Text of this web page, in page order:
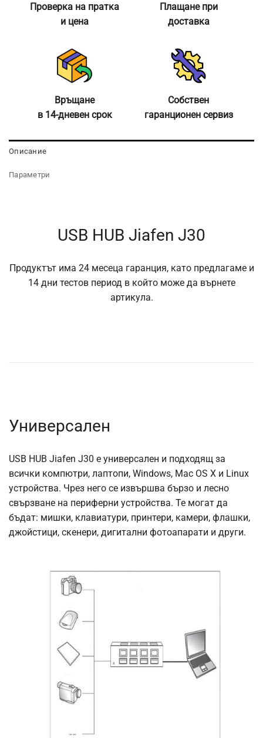
Проверка на пратка
и цена
Плащане при
доставка
Връщане
в 14-дневен срок
Собствен
гаранционен сервиз
Описание
Параметри
USB HUB Jiafen J30
Продуктът има 24 месеца гаранция, като предлагаме и
14 дни тестов период в който може да върнете
артикула.
Универсален
USB HUB Jiafen J30 е универсален и подходящ за
всички компютри, лаптопи, Windows, Mac OS X и Linux
устройства. Чрез него се извършва бързо и лесно
свързване на периферни устройства. Те могат да
бъдат: мишки, клавиатури, принтери, камери, флашки,
джойстици, скенери, дигитални фотоапарати и други.